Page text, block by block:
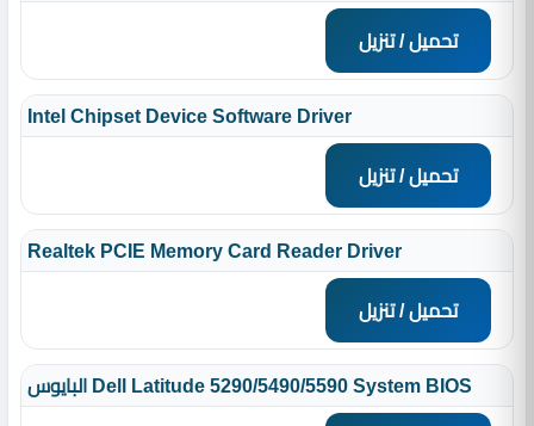
تحميل / تنزيل
Intel Chipset Device Software Driver
تحميل / تنزيل
Realtek PCIE Memory Card Reader Driver
تحميل / تنزيل
البايوس Dell Latitude 5290/5490/5590 System BIOS